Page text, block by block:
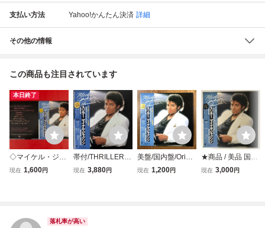
支払い方法 Yahoo!かんたん決済 詳細
その他の情報
この商品も注目されています
本日終了
◇マイケル・ジャ
クソン Michael Ja
現在 1,600円
帯付/THRILLER
マイケル・ジャク
現在 3,880円
美盤/国内盤/Orig/
帯/ライナー/8Pブ
現在 1,200円
★商品 / 美品 国内
盤 帯付き/ MICHA
現在 3,000円
落札率が高い